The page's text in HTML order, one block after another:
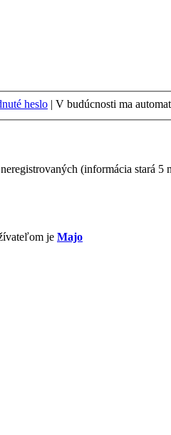
heslo | V budúcnosti ma
(informácia stará 5
je Majo